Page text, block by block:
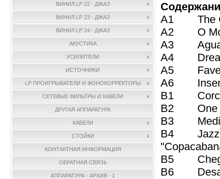
ВИНИЛ LP 22 - ДЖАЗ
ВИНИЛ LP 23 - ДЖАЗ
ВИНИЛ LP 24 - ДЖАЗ
АКУСТИКА
УСИЛИТЕЛИ
ИСТОЧНИКИ
LP ПРОИГРЫВАТЕЛИ И ФОНОКОРРЕКТОРЫ
СЕТЕВЫЕ ФИЛЬТРЫ И КАБЕЛИ
ДРУГАЯ АППАРАТУРА
КАБЕЛИ
СТОЙКИ
КОНТАКТНАЯ ИНФОРМАЦИЯ
ОБРАТНАЯ СВЯЗЬ
АППАРАТУРА - АРХИВ - 1
A1 The
A2 O
A3 Agua
A4
A5 Favela
A6
B1
B2 One
B3
B4 Jazz
B5 Chega
B6